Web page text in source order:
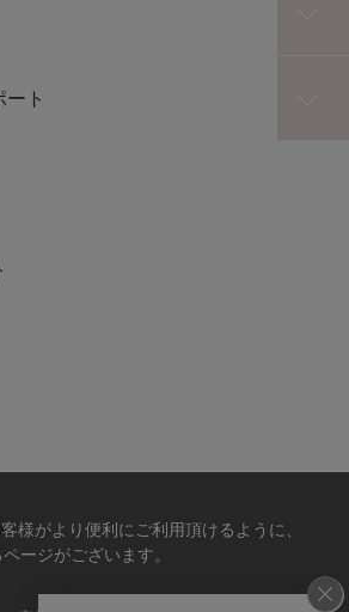
ト
様がより便利にご利用頂けるように、
ージがございます。